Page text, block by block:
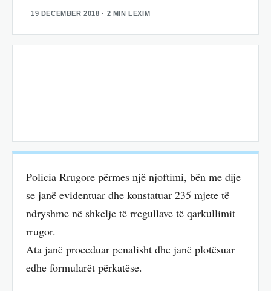
19 DECEMBER 2018 · 2 MIN LEXIM
Policia Rrugore përmes një njoftimi, bën me dije
se janë evidentuar dhe konstatuar 235 mjete të
ndryshme në shkelje të rregullave të qarkullimit
rrugor.
Ata janë proceduar penalisht dhe janë plotësuar
edhe formularët përkatëse.